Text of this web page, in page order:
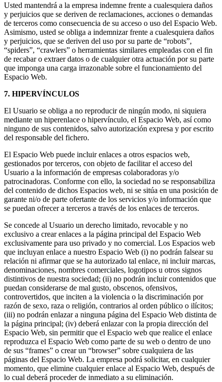
Usted mantendrá a la empresa indemne frente a cualesquiera daños
y perjuicios que se deriven de reclamaciones, acciones o demandas
de terceros como consecuencia de su acceso o uso del Espacio Web.
Asimismo, usted se obliga a indemnizar frente a cualesquiera daños
y perjuicios, que se deriven del uso por su parte de “robots”,
“spiders”, “crawlers” o herramientas similares empleadas con el fin
de recabar o extraer datos o de cualquier otra actuación por su parte
que imponga una carga irrazonable sobre el funcionamiento del
Espacio Web.
7. HIPERVÍNCULOS
El Usuario se obliga a no reproducir de ningún modo, ni siquiera
mediante un hiperenlace o hipervínculo, el Espacio Web, así como
ninguno de sus contenidos, salvo autorización expresa y por escrito
del responsable del fichero.
El Espacio Web puede incluir enlaces a otros espacios web,
gestionados por terceros, con objeto de facilitar el acceso del
Usuario a la información de empresas colaboradoras y/o
patrocinadoras. Conforme con ello, la sociedad no se responsabiliza
del contenido de dichos Espacios web, ni se sitúa en una posición de
garante ni/o de parte ofertante de los servicios y/o información que
se puedan ofrecer a terceros a través de los enlaces de terceros.
Se concede al Usuario un derecho limitado, revocable y no
exclusivo a crear enlaces a la página principal del Espacio Web
exclusivamente para uso privado y no comercial. Los Espacios web
que incluyan enlace a nuestro Espacio Web (i) no podrán falsear su
relación ni afirmar que se ha autorizado tal enlace, ni incluir marcas,
denominaciones, nombres comerciales, logotipos u otros signos
distintivos de nuestra sociedad; (ii) no podrán incluir contenidos que
puedan considerarse de mal gusto, obscenos, ofensivos,
controvertidos, que inciten a la violencia o la discriminación por
razón de sexo, raza o religión, contrarios al orden público o ilícitos;
(iii) no podrán enlazar a ninguna página del Espacio Web distinta de
la página principal; (iv) deberá enlazar con la propia dirección del
Espacio Web, sin permitir que el Espacio web que realice el enlace
reproduzca el Espacio Web como parte de su web o dentro de uno
de sus “frames” o crear un “browser” sobre cualquiera de las
páginas del Espacio Web. La empresa podrá solicitar, en cualquier
momento, que elimine cualquier enlace al Espacio Web, después de
lo cual deberá proceder de inmediato a su eliminación.